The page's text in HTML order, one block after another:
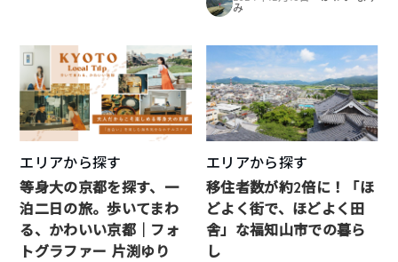
み
エリアから探す
等身大の京都を探す、一
泊二日の旅。歩いてまわ
る、かわいい京都｜フォ
トグラファー 片渕ゆり
エリアから探す
移住者数が約2倍に！「ほ
どよく街で、ほどよく田
舎」な福知山市での暮ら
し